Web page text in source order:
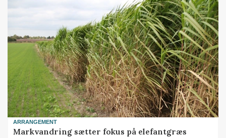
ARRANGEMENT
Markvandring sætter fokus på elefantgræs